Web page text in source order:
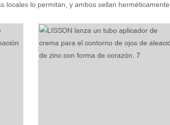
locales lo permitan, y ambos sellan herméticamente